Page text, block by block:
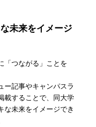
未来をイメージ
「つながる」ことを
ー記事やキャンパスラ
載することで、同大学
な未来をイメージでき